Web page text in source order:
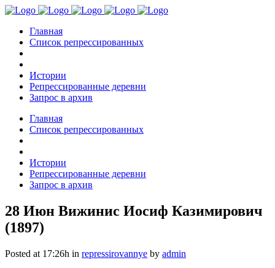
Главная
Список репрессированных
Истории
Репрессированные деревни
Запрос в архив
Главная
Список репрессированных
Истории
Репрессированные деревни
Запрос в архив
28 Июн Вижинис Иосиф Казимирович
(1897)
Posted at 17:26h in repressirovannye by admin